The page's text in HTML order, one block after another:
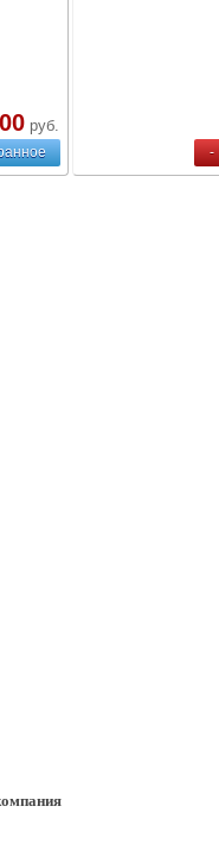
руб.
-